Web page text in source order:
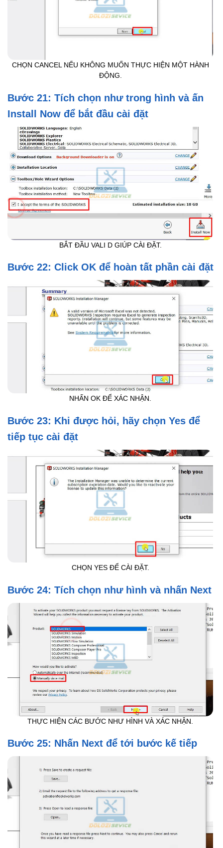
CHỌN CANCEL NẾU KHÔNG MUỐN THỰC HIỆN MỘT HÀNH
ĐỘNG.
Bước 21: Tích chọn như trong hình và ấn
Install Now để bắt đầu cài đặt
BẮT ĐẦU VALI D GIÚP CÀI ĐẶT.
Bước 22: Click OK để hoàn tất phần cài đặt
NHẤN OK ĐỂ XÁC NHẬN.
Bước 23: Khi được hỏi, hãy chọn Yes để
tiếp tục cài đặt
CHỌN YES ĐỂ CÀI ĐẶT.
Bước 24: Tích chọn như hình và nhấn Next
THỰC HIỆN CÁC BƯỚC NHƯ HÌNH VÀ XÁC NHẬN.
Bước 25: Nhấn Next để tới bước kế tiếp